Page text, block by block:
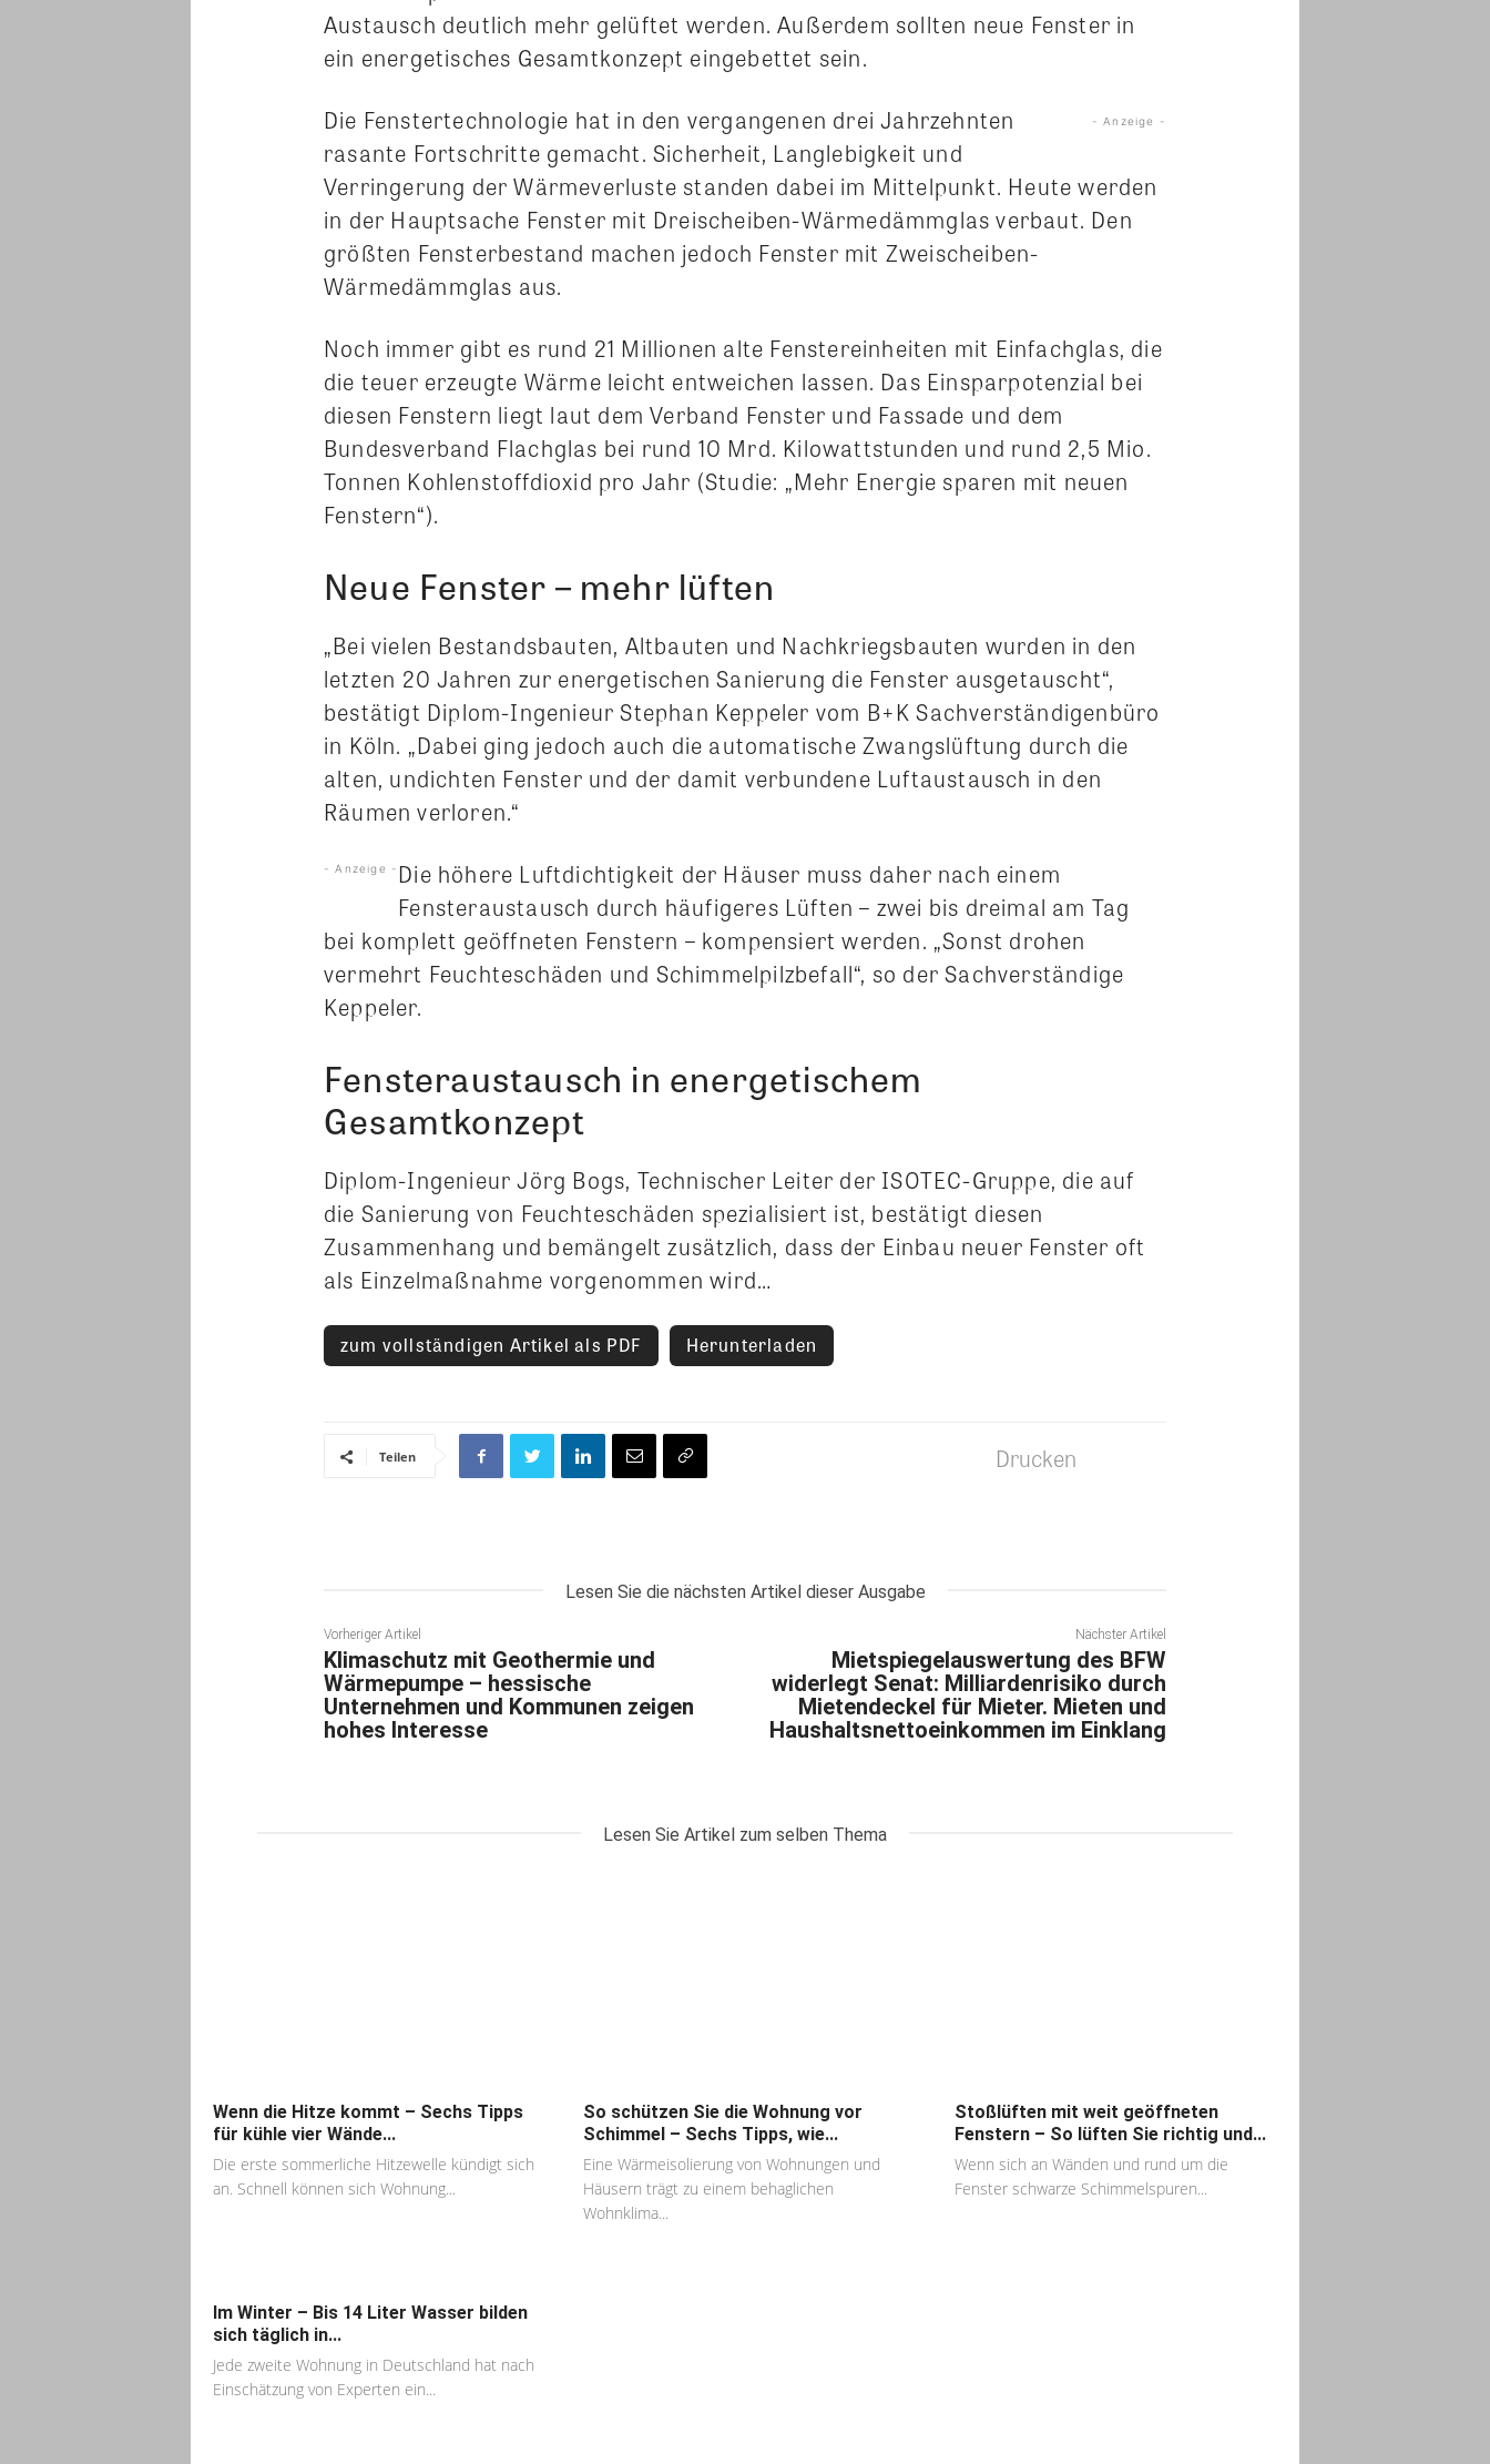
Austausch deutlich mehr gelüftet werden. Außerdem sollten neue Fenster in
ein energetisches Gesamtkonzept eingebettet sein.
- Anzeige -
Die Fenstertechnologie hat in den vergangenen drei Jahrzehnten
rasante Fortschritte gemacht. Sicherheit, Langlebigkeit und
Verringerung der Wärmeverluste standen dabei im Mittelpunkt. Heute werden
in der Hauptsache Fenster mit Dreischeiben-Wärmedämmglas verbaut. Den
größten Fensterbestand machen jedoch Fenster mit Zweischeiben-
Wärmedämmglas aus.
Noch immer gibt es rund 21 Millionen alte Fenstereinheiten mit Einfachglas, die
die teuer erzeugte Wärme leicht entweichen lassen. Das Einsparpotenzial bei
diesen Fenstern liegt laut dem Verband Fenster und Fassade und dem
Bundesverband Flachglas bei rund 10 Mrd. Kilowattstunden und rund 2,5 Mio.
Tonnen Kohlenstoffdioxid pro Jahr (Studie: „Mehr Energie sparen mit neuen
Fenstern“).
Neue Fenster – mehr lüften
„Bei vielen Bestandsbauten, Altbauten und Nachkriegsbauten wurden in den
letzten 20 Jahren zur energetischen Sanierung die Fenster ausgetauscht“,
bestätigt Diplom-Ingenieur Stephan Keppeler vom B+K Sachverständigenbüro
in Köln. „Dabei ging jedoch auch die automatische Zwangslüftung durch die
alten, undichten Fenster und der damit verbundene Luftaustausch in den
Räumen verloren.“
- Anzeige - Die höhere Luftdichtigkeit der Häuser muss daher nach einem
Fensteraustausch durch häufigeres Lüften – zwei bis dreimal am Tag
bei komplett geöffneten Fenstern – kompensiert werden. „Sonst drohen
vermehrt Feuchteschäden und Schimmelpilzbefall“, so der Sachverständige
Keppeler.
Fensteraustausch in energetischem
Gesamtkonzept
Diplom-Ingenieur Jörg Bogs, Technischer Leiter der ISOTEC-Gruppe, die auf
die Sanierung von Feuchteschäden spezialisiert ist, bestätigt diesen
Zusammenhang und bemängelt zusätzlich, dass der Einbau neuer Fenster oft
als Einzelmaßnahme vorgenommen wird…
zum vollständigen Artikel als PDF Herunterladen
Teilen Drucken
Lesen Sie die nächsten Artikel dieser Ausgabe
Vorheriger Artikel
Klimaschutz mit Geothermie und
Wärmepumpe – hessische
Unternehmen und Kommunen zeigen
hohes Interesse
Nächster Artikel
Mietspiegelauswertung des BFW
widerlegt Senat: Milliardenrisiko durch
Mietendeckel für Mieter. Mieten und
Haushaltsnettoeinkommen im Einklang
Lesen Sie Artikel zum selben Thema
Wenn die Hitze kommt – Sechs Tipps
für kühle vier Wände...
Die erste sommerliche Hitzewelle kündigt sich
an. Schnell können sich Wohnung...
So schützen Sie die Wohnung vor
Schimmel – Sechs Tipps, wie...
Eine Wärmeisolierung von Wohnungen und
Häusern trägt zu einem behaglichen
Wohnklima...
Stoßlüften mit weit geöffneten
Fenstern – So lüften Sie richtig und...
Wenn sich an Wänden und rund um die
Fenster schwarze Schimmelspuren...
Im Winter – Bis 14 Liter Wasser bilden
sich täglich in...
Jede zweite Wohnung in Deutschland hat nach
Einschätzung von Experten ein...